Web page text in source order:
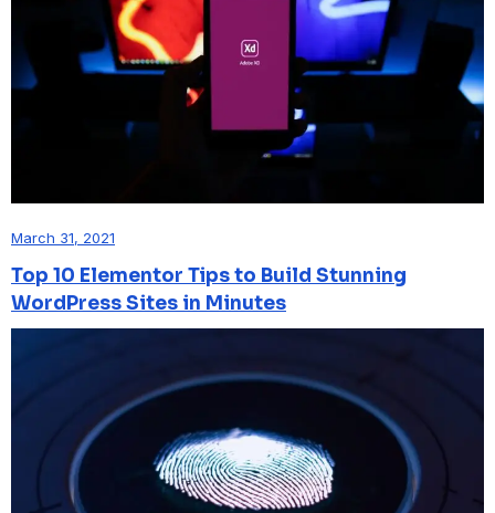
March 31, 2021
Top 10 Elementor Tips to Build Stunning
WordPress Sites in Minutes